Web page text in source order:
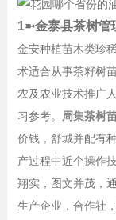
1➼金寨县茶树管
金安种植苗木类珍
术适合从事茶籽树
农及农业技术推广
习参考。
周集茶树
价钱，舒城并配有
产过程中近个操作
翔实，图文并茂，
生产企业，合作社